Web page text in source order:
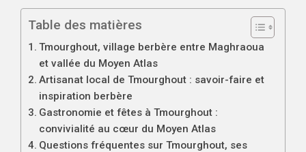
Table des matières
Tmourghout, village berbère entre Maghraoua
et vallée du Moyen Atlas
Artisanat local de Tmourghout : savoir-faire et
inspiration berbère
Gastronomie et fêtes à Tmourghout :
convivialité au cœur du Moyen Atlas
Questions fréquentes sur Tmourghout, ses